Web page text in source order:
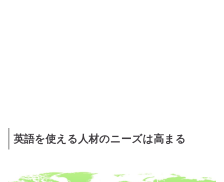
英語を使える人材のニーズは高まる